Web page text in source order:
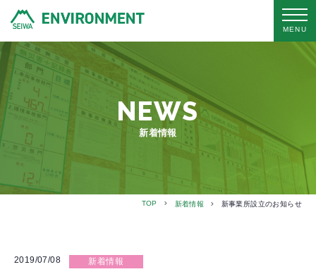
MENU
NEWS
新着情報
TOP 新着情報 新事業所設立のお知らせ
2019/07/08 新着情報